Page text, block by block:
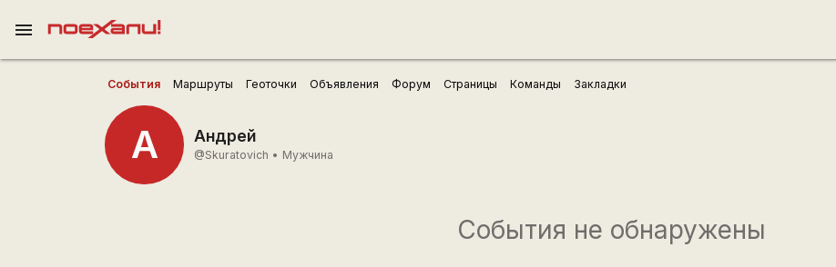
menu
События Маршруты Геоточки Объявления Форум Страницы Команды Закладки
А Андрей
@Skuratovich • Мужчина
События не обнаружены